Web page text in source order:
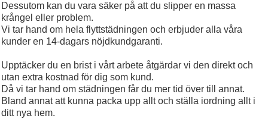
Dessutom kan du vara säker på att du slipper en massa
krångel eller problem.
Vi tar hand om hela flyttstädningen och erbjuder alla våra
kunder en 14-dagars nöjdkundgaranti.
Upptäcker du en brist i vårt arbete åtgärdar vi den direkt och
utan extra kostnad för dig som kund.
Då vi tar hand om städningen får du mer tid över till annat.
Bland annat att kunna packa upp allt och ställa iordning allt i
ditt nya hem.